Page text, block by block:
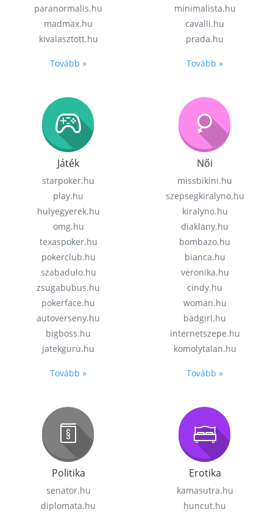
paranormalis.hu
madmax.hu
kivalasztott.hu
Tovább »
minimalista.hu
cavalli.hu
prada.hu
Tovább »
Játék
starpoker.hu
play.hu
hulyegyerek.hu
omg.hu
texaspoker.hu
pokerclub.hu
szabadulo.hu
zsugabubus.hu
pokerface.hu
autoverseny.hu
bigboss.hu
jatekguru.hu
Tovább »
Női
missbikini.hu
szepsegkiralyno.hu
kiralyno.hu
diaklany.hu
bombazo.hu
bianca.hu
veronika.hu
cindy.hu
woman.hu
badgirl.hu
internetszepe.hu
komolytalan.hu
Tovább »
Politika
senator.hu
diplomata.hu
Erotika
kamasutra.hu
huncut.hu